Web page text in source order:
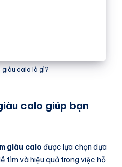
giàu calo là gì?
calo giúp bạn
giàu calo được lựa chọn dựa
tìm và hiệu quả trong việc hỗ